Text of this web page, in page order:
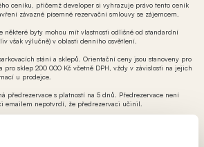
ceníku, přičemž developer si vyhrazuje právo tento ceník
závazné písemné rezervační smlouvy se zájemcem.
některé byty mohou mít vlastnosti odlišné od standardní
však výlučně) v oblasti denního osvětlení.
stání a sklepů. Orientační ceny jsou stanoveny pro
pro sklep 200 000 Kč včetně DPH, vždy v závislosti na jejich
u prodejce.
předrezervace s platností na 5 dnů. Předrezervace není
emailem nepotvrdí, že předrezervaci učinil.